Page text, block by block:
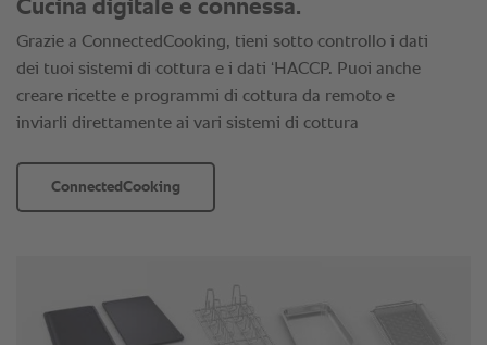
Cucina digitale e connessa.
Grazie a ConnectedCooking, tieni sotto controllo i dati
dei tuoi sistemi di cottura e i dati ‘HACCP. Puoi anche
creare ricette e programmi di cottura da remoto e
inviarli direttamente ai vari sistemi di cottura
ConnectedCooking